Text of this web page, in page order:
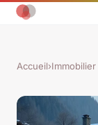
Accueil›Immobilier